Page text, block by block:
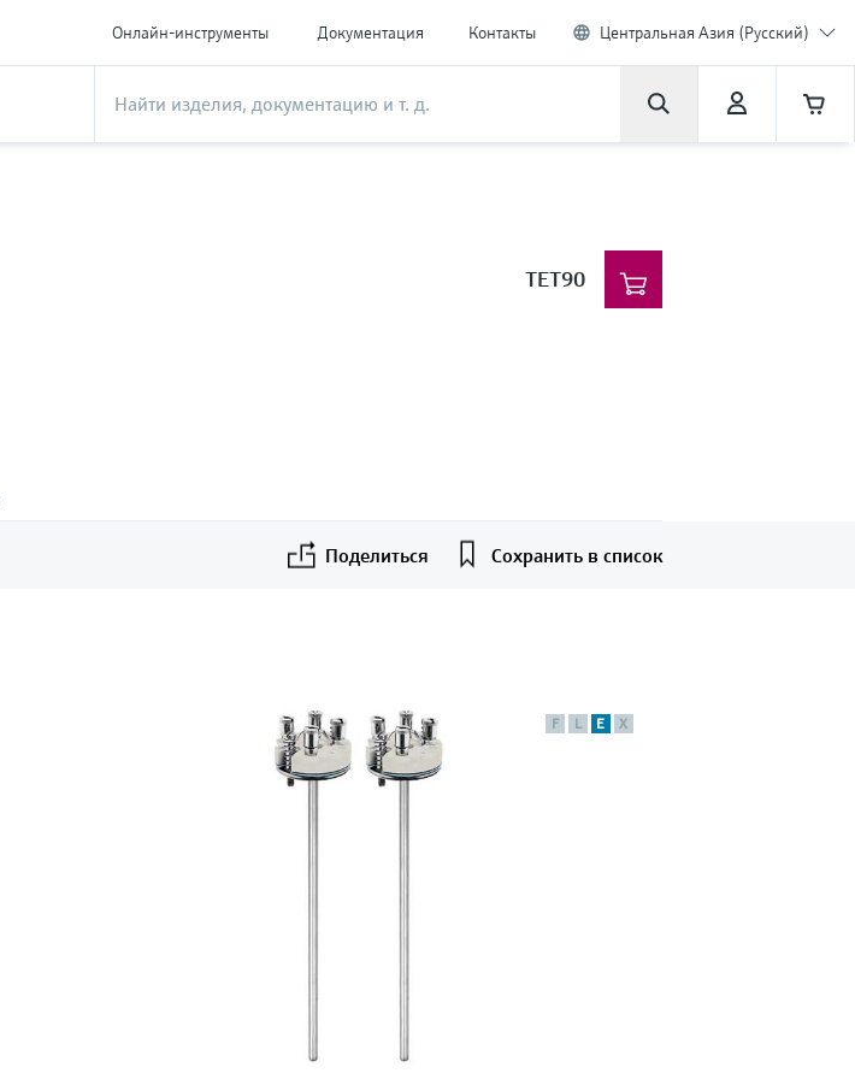
Онлайн-инструменты Документация Контакты Центральная Азия (Русский)
TET90
Поделиться Сохранить в список
F L E X